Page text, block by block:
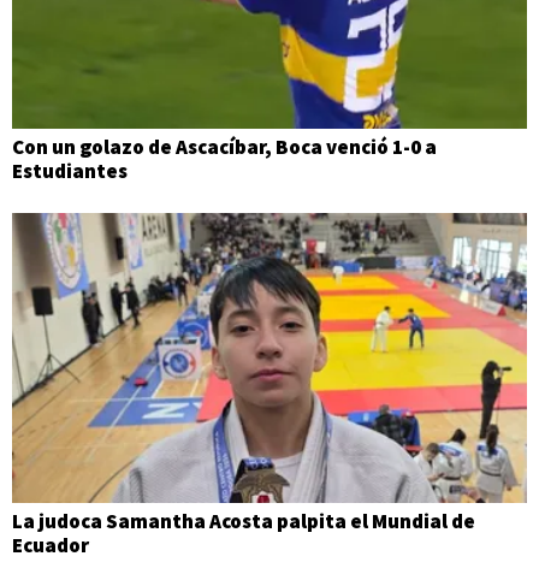
Con un golazo de Ascacíbar, Boca venció 1-0 a
Estudiantes
La judoca Samantha Acosta palpita el Mundial de
Ecuador